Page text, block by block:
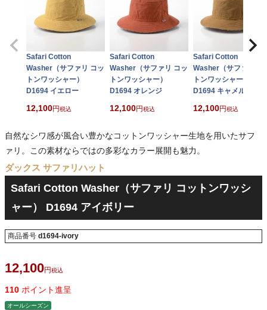
Safari Cotton
Washer（サファリ コッ
トンワッシャー）
D1694 イエロー
12,100 税込
Safari Cotton
Washer（サファリ コッ
トンワッシャー）
D1694 オレンジ
12,100 税込
Safari Cotton
Washer（サファリ コ
トンワッシャー）
D1694 キャメル
12,100 税込
自然なシワ感が風合い豊かなコットンワッシャー生地を用いたサフ
ァリ。この素材ならではの多彩なカラー展開も魅力。
ダックス サファリハット
Safari Cotton Washer（サファリ コットンワッシ
ャー） D1694 アイボリー
商品番号 d1694-ivory
12,100 税込
110 ポイント進呈
オールシーズン